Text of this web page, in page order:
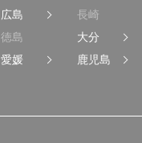
広島
徳島
愛媛
長崎
大分
鹿児島